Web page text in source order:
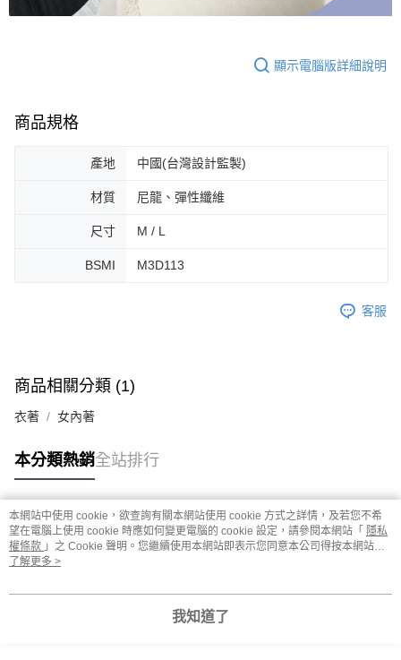
顯示電腦版詳細說明
商品規格
產地 中國(台灣設計監製)
材質 尼龍、彈性纖維
尺寸 M / L
BSMI M3D113
客服
商品相關分類 (1)
衣著 女內著
本分類熱銷全站排行
熱門標籤
本網站中使用 cookie，欲查詢有關本網站使用 cookie 方式之詳情，及若您不希
望在電腦上使用 cookie 時應如何變更電腦的 cookie 設定，請參閱本網站「 隱私
權條款 」之 Cookie 聲明。您繼續使用本網站即表示您同意本公司得按本網站使
用條款之 Cookie 聲明使用 cookie。
了解更多 >
我知道了